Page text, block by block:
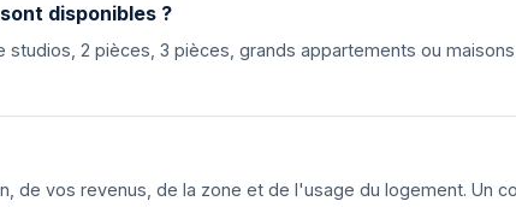
disponibles ?
studios, 2 pièces, 3 pièces, grands appartements ou
de vos revenus, de la zone et de l'usage du logement. Un